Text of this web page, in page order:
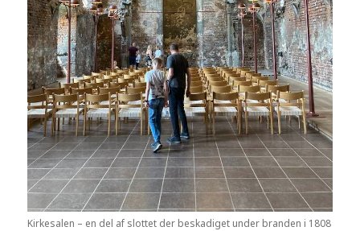
Kirkesalen – en del af slottet der beskadiget under branden i 1808